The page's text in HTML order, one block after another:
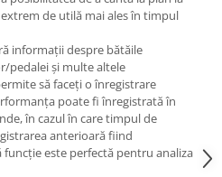
de utilă mai ales în timpul
informații despre bătăile
pedalei și multe altele
să faceți o înregistrare
poate fi înregistrată în
în cazul în care timpul de
anterioară fiind
este perfectă pentru analiza